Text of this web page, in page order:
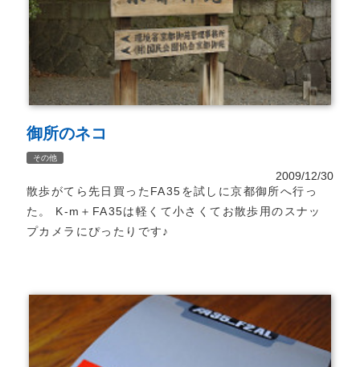
御所のネコ
その他
2009/12/30
散歩がてら先日買ったFA35を試しに京都御所へ行っ
た。 K-m＋FA35は軽くて小さくてお散歩用のスナッ
プカメラにぴったりです♪